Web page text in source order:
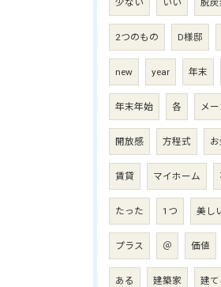
少ない いい 脱炭
2つのもの D様邸
new year 年末
年末年始 各 メ
開放感 方程式
賃貸 マイホーム
たった 1つ 美し
プラス ＠ 価値
ある 建築家 建て